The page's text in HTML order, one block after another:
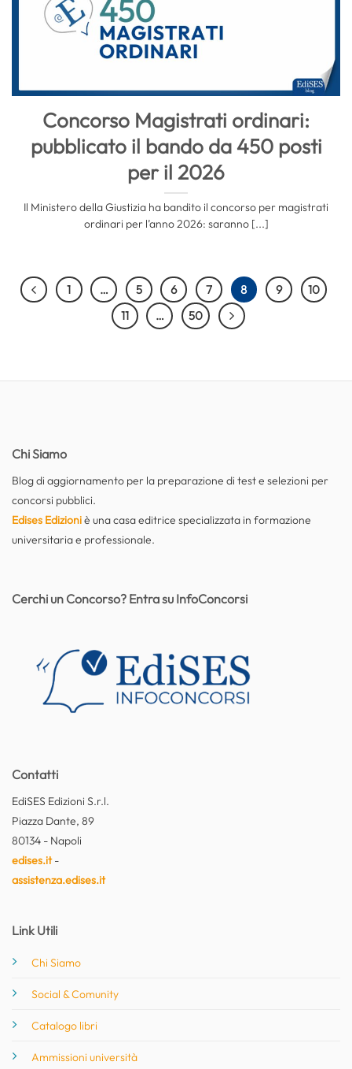
Concorso Magistrati ordinari:
pubblicato il bando da 450 posti
per il 2026
Il Ministero della Giustizia ha bandito il concorso per magistrati
ordinari per l’anno 2026: saranno [...]
1 … 5 6 7 8 9
10
11
… 50
Chi Siamo
Blog di aggiornamento per la preparazione di test e selezioni per
concorsi pubblici.
Edises Edizioniè una casa editrice specializzata in formazione
universitaria e professionale.
Contatti
EdiSES Edizioni S.r.l.
Piazza Dante, 89
80134 - Napoli
edises.it-
assistenza.edises.it
Link Utili
Chi Siamo
Social & Comunity
Catalogo libri
Ammissioni università
Cerchi un Concorso? Entra su InfoConcorsi